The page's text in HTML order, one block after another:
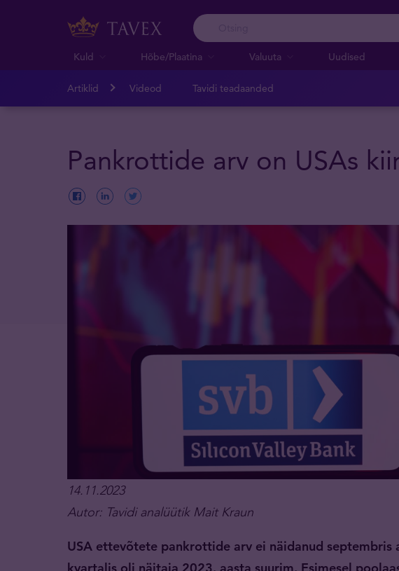
Kuld Hõbe/Plaatina Valuuta Uudised
Artiklid Videod Tavidi teadaanded
Pankrottide arv on USAs
14.11.2023
Autor: Tavidi analüütik Mait Kraun
USA ettevõtete pankrottide arv ei näidanud septembris